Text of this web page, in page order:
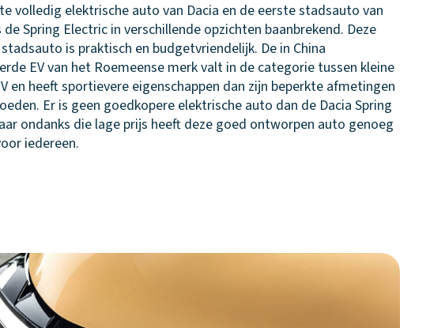
volledig elektrische auto van Dacia en de eerste stadsauto van
Spring Electric in verschillende opzichten baanbrekend. Deze
is praktisch en budgetvriendelijk. De in China
EV van het Roemeense merk valt in de categorie tussen kleine
en heeft sportievere eigenschappen dan zijn beperkte afmetingen
Er is geen goedkopere elektrische auto dan de Dacia Spring
ondanks die lage prijs heeft deze goed ontworpen auto genoeg
iedereen.